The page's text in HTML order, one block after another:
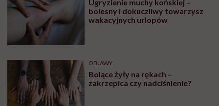
Ugryzienie muchy końskiej –
bolesny i dokuczliwy towarzysz
wakacyjnych urlopów
OBJAWY
Bolące żyły na rękach –
zakrzepica czy nadciśnienie?